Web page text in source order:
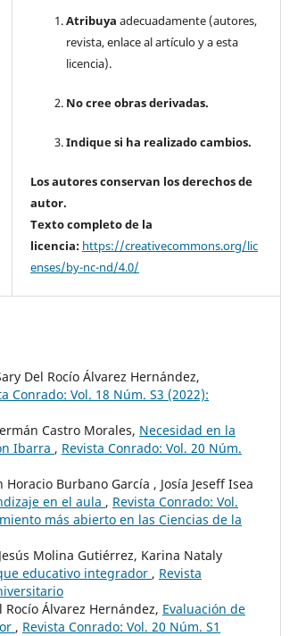
Atribuya adecuadamente (autores,
revista, enlace al artículo y a esta
licencia).
No cree obras derivadas.
Indique si ha realizado cambios.
Los autores conservan los derechos de
autor.
Texto completo de la
licencia: https://creativecommons.org/lic
enses/by-nc-nd/4.0/
Del Rocío Álvarez Hernández,
Conrado: Vol. 18 Núm. S3 (2022):
Castro Morales, Necesidad en la
Ibarra , Revista Conrado: Vol. 20 Núm.
Burbano García , Josía Jeseff Isea
en el aula , Revista Conrado: Vol.
más abierto en las Ciencias de la
Molina Gutiérrez, Karina Nataly
educativo integrador , Revista
Álvarez Hernández, Evaluación de
, Revista Conrado: Vol. 20 Núm. S1